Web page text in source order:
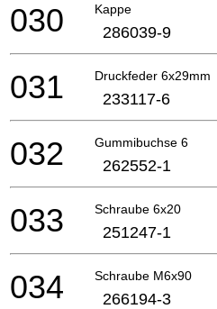
Kappe
030 286039-9
Druckfeder 6x29mm
031 233117-6
Gummibuchse 6
032 262552-1
Schraube 6x20
033 251247-1
Schraube M6x90
034 266194-3